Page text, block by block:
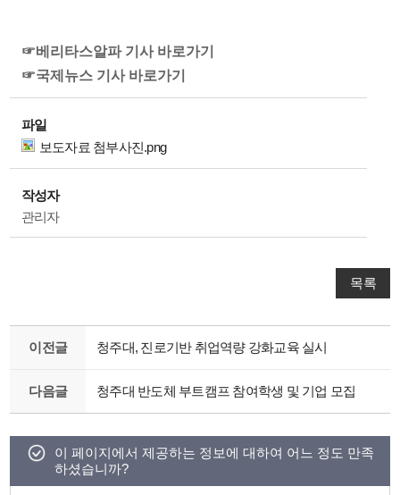
☞베리타스알파 기사 바로가기
☞국제뉴스 기사 바로가기
파일
보도자료 첨부사진.png
작성자
관리자
목록
이전글 청주대, 진로기반 취업역량 강화교육 실시
다음글 청주대 반도체 부트캠프 참여학생 및 기업 모집
이 페이지에서 제공하는 정보에 대하여 어느 정도 만족
하셨습니까?